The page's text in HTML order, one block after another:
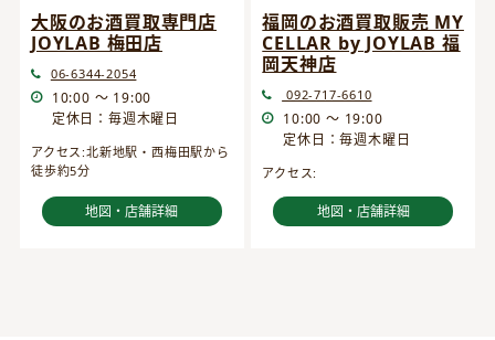
大阪のお酒買取専門店
JOYLAB 梅田店
06-6344-2054
10:00 ～ 19:00
定休日：毎週木曜日
アクセス:北新地駅・西梅田駅から
徒歩約5分
地図・店舗詳細
福岡のお酒買取販売 MY
CELLAR by JOYLAB 福
岡天神店
092-717-6610
10:00 ～ 19:00
定休日：毎週木曜日
アクセス:
地図・店舗詳細